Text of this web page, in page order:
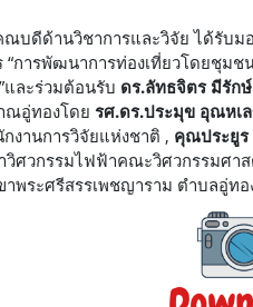
ณบดีด้านวิชาการและวิจัย ได้รับ
การพัฒนาการท่องเที่ยวโดยชุ
และร่วมต้อนรับ ดร.ลัทธจิตร มีรักษ์
ณอู่ทองโดย รศ.ดร.ประมุข อุณหเ
งานการวิจัยแห่งชาติ , คุณประยู
วิศวกรรมไฟฟ้าคณะวิศวกรรมศ
พระศรีสรรเพชญาราม ตำบลอู่ท